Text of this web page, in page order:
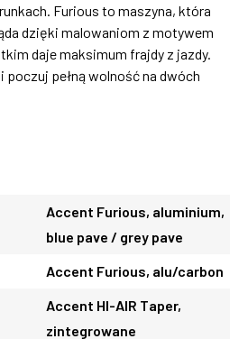
Furious to maszyna, która
dzięki malowaniom z motywem
daje maksimum frajdy z jazdy.
poczuj pełną wolność na dwóch
Accent Furious, aluminium,
blue pave / grey pave
Accent Furious, alu/carbon
Accent HI-AIR Taper,
zintegrowane